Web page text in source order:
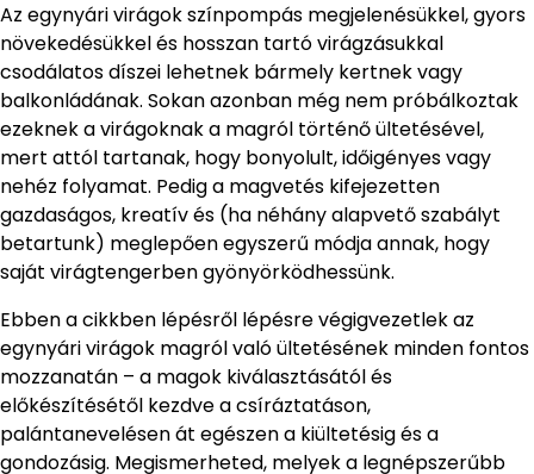
Az egynyári virágok színpompás megjelenésükkel, gyors
növekedésükkel és hosszan tartó virágzásukkal
csodálatos díszei lehetnek bármely kertnek vagy
balkonládának. Sokan azonban még nem próbálkoztak
ezeknek a virágoknak a magról történő ültetésével,
mert attól tartanak, hogy bonyolult, időigényes vagy
nehéz folyamat. Pedig a magvetés kifejezetten
gazdaságos, kreatív és (ha néhány alapvető szabályt
betartunk) meglepően egyszerű módja annak, hogy
saját virágtengerben gyönyörködhessünk.
Ebben a cikkben lépésről lépésre végigvezetlek az
egynyári virágok magról való ültetésének minden fontos
mozzanatán – a magok kiválasztásától és
előkészítésétől kezdve a csíráztatáson,
palántanevelésen át egészen a kiültetésig és a
gondozásig. Megismerheted, melyek a legnépszerűbb